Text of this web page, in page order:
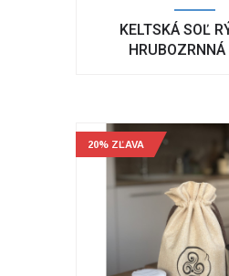
KELTSKÁ SOĽ
20% ZĽAVA